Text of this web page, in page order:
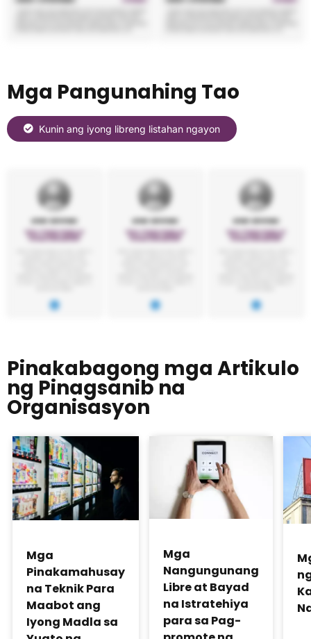
Mga Pangunahing Tao
Kunin ang iyong libreng listahan ngayon
Pinakabagong mga Artikulo
ng Pinagsanib na
Organisasyon
Mga
Pinakamahusay
na Teknik Para
Maabot ang
Iyong Madla sa
Mga
Nangungunang
Libre at Bayad
na Istratehiya
para sa Pag-